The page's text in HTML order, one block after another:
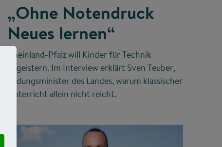
„Ohne Notendruck
Neues lernen“
Rheinland-Pfalz will Kinder für Technik
begeistern. Im Interview erklärt Sven Teuber,
Bildungsminister des Landes, warum klassischer
Unterricht allein nicht reicht.